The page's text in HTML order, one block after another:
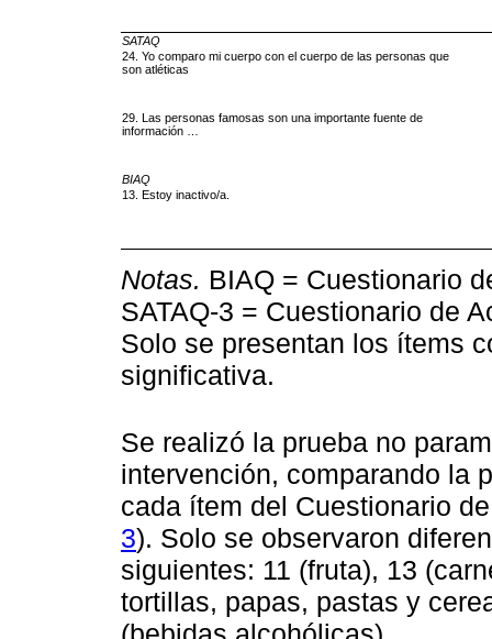
SATAQ
24. Yo comparo mi cuerpo con el cuerpo de las personas que
son atléticas
29. Las personas famosas son una importante fuente de
información …
BIAQ
13. Estoy inactivo/a.
Notas. BIAQ = Cuestionario
SATAQ-3 = Cuestionario de
Solo se presentan los ítems
significativa.
Se realizó la prueba no
intervención, comparando la
cada ítem del Cuestionario
3). Solo se observaron
siguientes: 11 (fruta), 13
tortillas, papas, pastas y